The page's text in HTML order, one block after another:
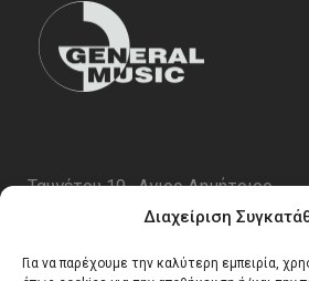
Διαχείριση
Για να παρέχουμε την καλύτερη εμπειρία,
Ταυγέτου 19 , Αγιος Δημήτριος
email:info@generalmusic.gr